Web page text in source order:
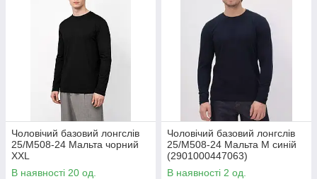
Чоловічий базовий лонгслів
25/М508-24 Мальта чорний
XXL
В наявності 20 од.
Чоловічий базовий лонгслів
25/М508-24 Мальта M синій
(2901000447063)
В наявності 2 од.